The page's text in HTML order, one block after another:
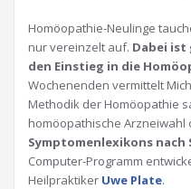
Homöopathie-Neulinge
nur vereinzelt auf. Dabei ist
den Einstieg in die
Wochenenden vermittelt
Methodik der Homöopathie
homöopathische Arzneiwahl
Symptomenlexikons nach
Computer-Programm
Heilpraktiker Uwe Plate.